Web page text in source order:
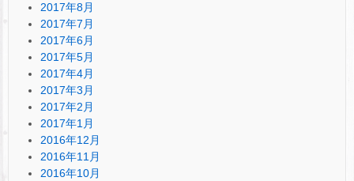
2017年8月
2017年7月
2017年6月
2017年5月
2017年4月
2017年3月
2017年2月
2017年1月
2016年12月
2016年11月
2016年10月